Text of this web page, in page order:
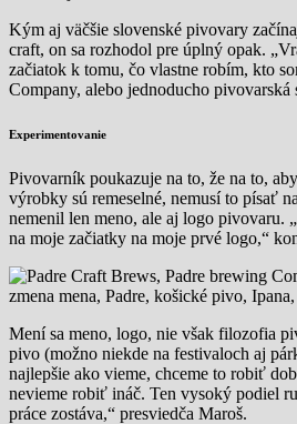
Kým aj väčšie slovenské pivovary
craft, on sa rozhodol pre úplný opak.
začiatok k tomu, čo vlastne robím, kto
Company, alebo jednoducho
Experimentovanie
Pivovarník poukazuje na to, že na to,
výrobky sú remeselné, nemusí to písať
nemenil len meno, ale aj logo pivovaru.
na moje začiatky na moje prvé logo,“
Mení sa meno, logo, nie však filozofia
pivo (možno niekde na festivaloch aj
najlepšie ako vieme, chceme to robiť
nevieme robiť ináč. Ten vysoký podiel
práce zostáva,“ presviedča Maroš.